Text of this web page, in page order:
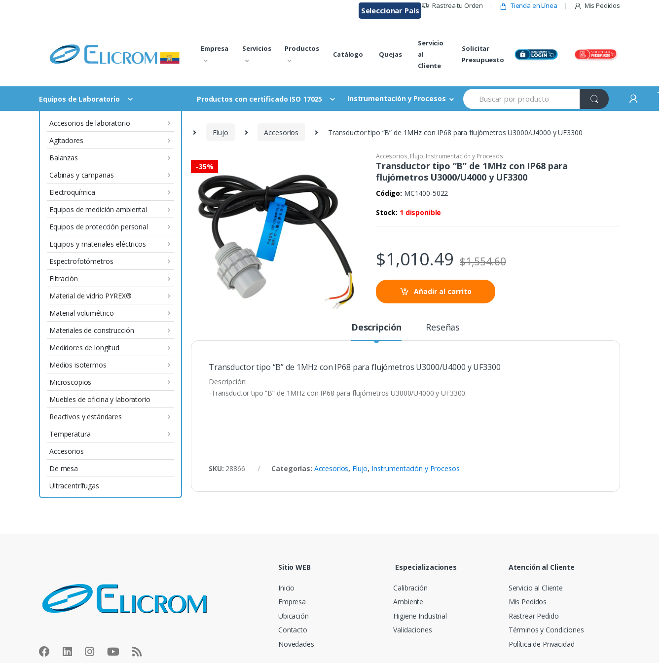
al
Rastrea tu Orden Tienda en Línea Mis Pedidos
Seleccionar Pais
Empresa Servicios Productos
Catálogo Quejas
Servicio
al
Cliente
Solicitar
Presupuesto
Equipos de Laboratorio
Accesorios de laboratorio
Agitadores
Balanzas
Cabinas y campanas
Electroquímica
Equipos de medición ambiental
Equipos de protección personal
Equipos y materiales eléctricos
Espectrofotómetros
Filtración
Material de vidrio PYREX®
Material volumétrico
Materiales de construcción
Medidores de longitud
Medios isotermos
Microscopios
Muebles de oficina y laboratorio
Reactivos y estándares
Temperatura
Accesorios
De mesa
Ultracentrífugas
Productos con certificado ISO 17025 Instrumentación y Procesos
Buscar:
Inicio Instrumentación y Procesos Flujo Accesorios Transductor tipo “B” de 1MHz con IP68 para flujómetros U3000/U4000 y UF3300
-35%
Accesorios, Flujo, Instrumentación y Procesos
Transductor tipo “B” de 1MHz con IP68 para
flujómetros U3000/U4000 y UF3300
Código: MC1400-5022
Stock: 1 disponible
$1,010.49 $1,554.60
Añadir al carrito
Descripción Reseñas
Transductor tipo “B” de 1MHz con IP68 para flujómetros U3000/U4000 y UF3300
Descripción:
-Transductor tipo “B” de 1MHz con IP68 para flujómetros U3000/U4000 y UF3300.
SKU: 28866 Categorías: Accesorios, Flujo, Instrumentación y Procesos
Sitio WEB
Inicio
Empresa
Ubicación
Contacto
Novedades
Especializaciones
Calibración
Ambiente
Higiene Industrial
Validaciones
Atención al Cliente
Servicio al Cliente
Mis Pedidos
Rastrear Pedido
Términos y Condiciones
Política de Privacidad